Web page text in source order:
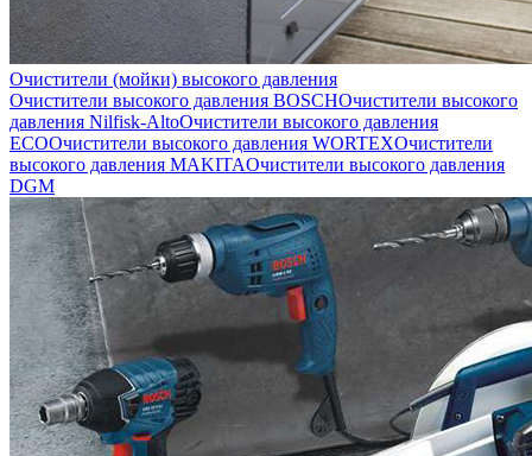
Очистители (мойки) высокого давления
Очистители высокого давления BOSCHОчистители высокого
давления Nilfisk-AltoОчистители высокого давления
ECOОчистители высокого давления WORTEXОчистители
высокого давления MAKITAОчистители высокого давления
DGM